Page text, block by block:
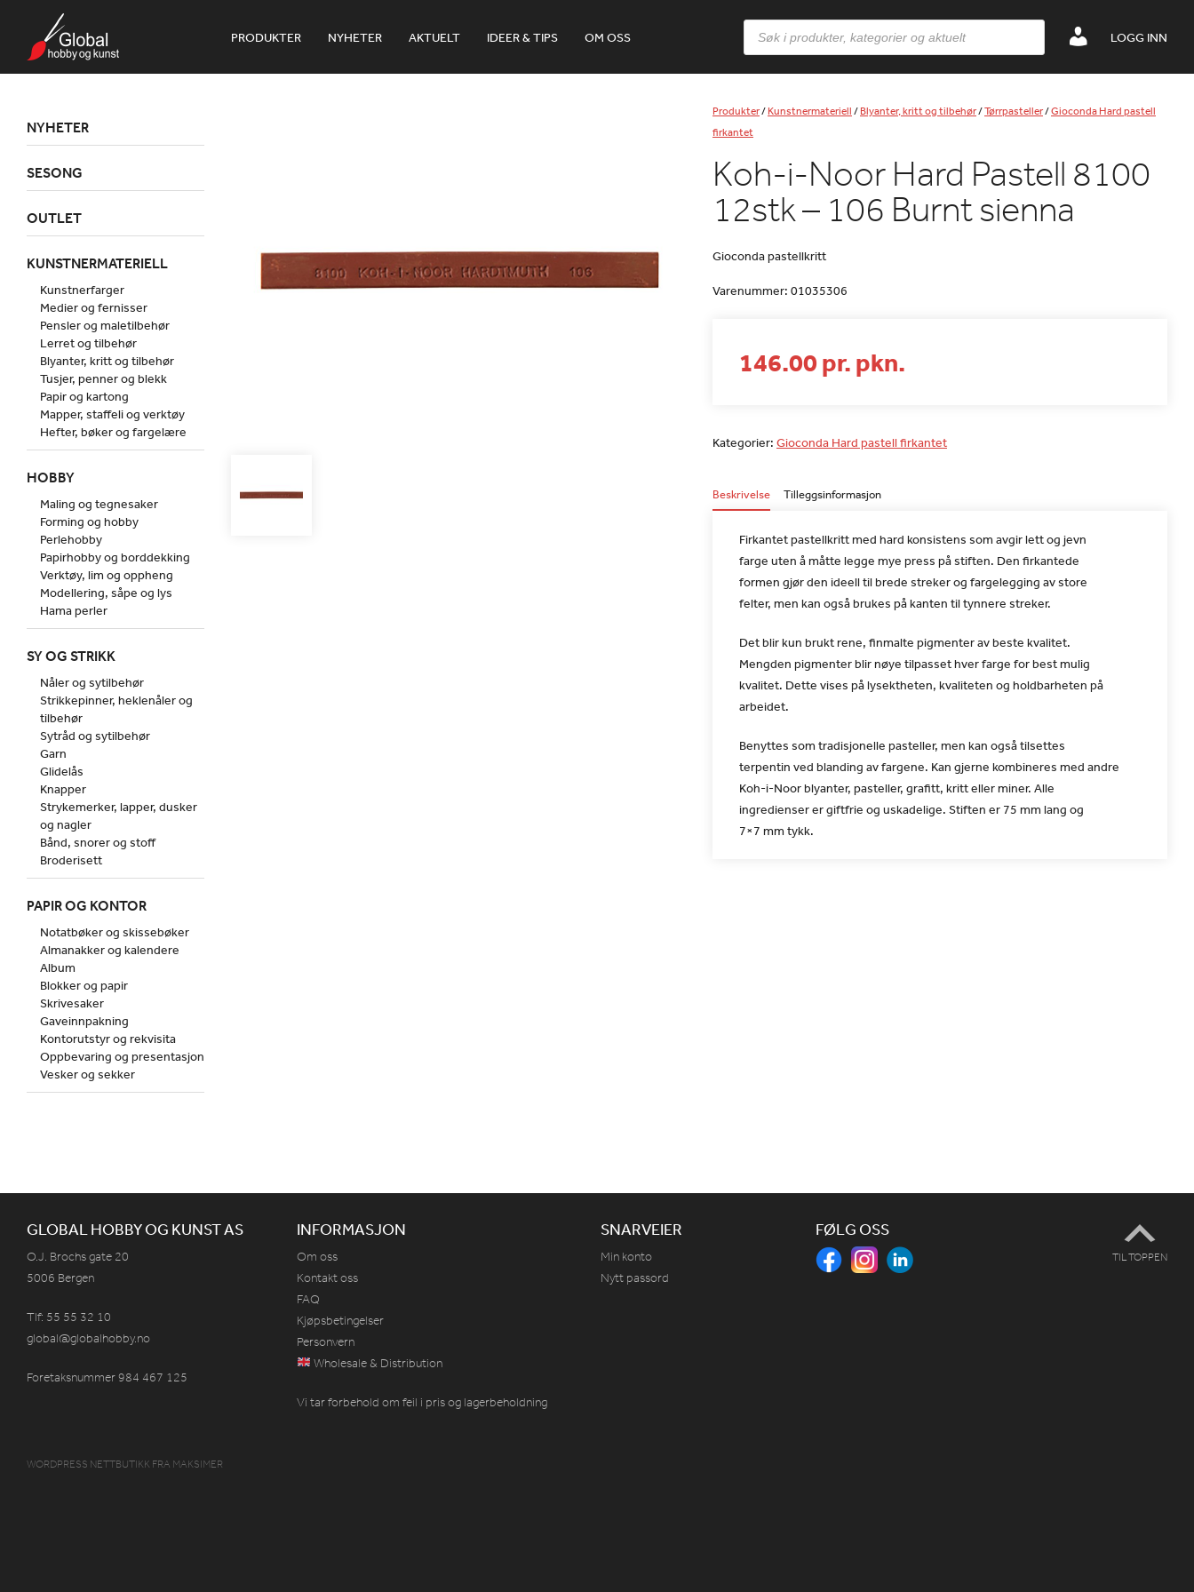
PRODUKTER NYHETER AKTUELT IDEER & TIPS OM OSS LOGG INN
Products
search
Produkter/Kunstnermateriell/Blyanter, kritt og tilbehør/Tørrpasteller/Gioconda Hard pastell
firkantet
Koh-i-Noor Hard Pastell 8100
12stk – 106 Burnt sienna
Gioconda pastellkritt
Varenummer: 01035306
146.00 pr. pkn.
Kategorier: Gioconda Hard pastell firkantet
Beskrivelse Tilleggsinformasjon
Firkantet pastellkritt med hard konsistens som avgir lett og jevn
farge uten å måtte legge mye press på stiften. Den firkantede
formen gjør den ideell til brede streker og fargelegging av store
felter, men kan også brukes på kanten til tynnere streker.
Det blir kun brukt rene, finmalte pigmenter av beste kvalitet.
Mengden pigmenter blir nøye tilpasset hver farge for best mulig
kvalitet. Dette vises på lysektheten, kvaliteten og holdbarheten på
arbeidet.
Benyttes som tradisjonelle pasteller, men kan også tilsettes
terpentin ved blanding av fargene. Kan gjerne kombineres med andre
Koh-i-Noor blyanter, pasteller, grafitt, kritt eller miner. Alle
ingredienser er giftfrie og uskadelige. Stiften er 75 mm lang og
7×7 mm tykk.
NYHETER
SESONG
OUTLET
KUNSTNERMATERIELL
Kunstnerfarger
Medier og fernisser
Pensler og maletilbehør
Lerret og tilbehør
Blyanter, kritt og tilbehør
Tusjer, penner og blekk
Papir og kartong
Mapper, staffeli og verktøy
Hefter, bøker og fargelære
HOBBY
Maling og tegnesaker
Forming og hobby
Perlehobby
Papirhobby og borddekking
Verktøy, lim og oppheng
Modellering, såpe og lys
Hama perler
SY OG STRIKK
Nåler og sytilbehør
Strikkepinner, heklenåler og
tilbehør
Sytråd og sytilbehør
Garn
Glidelås
Knapper
Strykemerker, lapper, dusker
og nagler
Bånd, snorer og stoff
Broderisett
PAPIR OG KONTOR
Notatbøker og skissebøker
Almanakker og kalendere
Album
Blokker og papir
Skrivesaker
Gaveinnpakning
Kontorutstyr og rekvisita
Oppbevaring og presentasjon
Vesker og sekker
GLOBAL HOBBY OG KUNST AS
O.J. Brochs gate 20
5006 Bergen
Tlf: 55 55 32 10
global@globalhobby.no
Foretaksnummer 984 467 125
INFORMASJON
Om oss
Kontakt oss
FAQ
Kjøpsbetingelser
Personvern
Wholesale & Distribution
Vi tar forbehold om feil i pris og lagerbeholdning
SNARVEIER
Min konto
Nytt passord
FØLG OSS
TIL TOPPEN
WORDPRESS NETTBUTIKK FRA MAKSIMER